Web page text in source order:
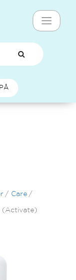
/ Care /
(Activate)